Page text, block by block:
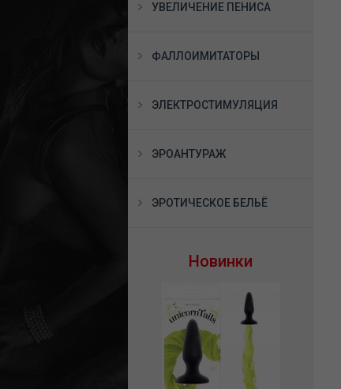
УВЕЛИЧЕНИЕ ПЕНИСА
ФАЛЛОИМИТАТОРЫ
ЭЛЕКТРОСТИМУЛЯЦИЯ
ЭРОАНТУРАЖ
ЭРОТИЧЕСКОЕ БЕЛЬЁ
Новинки